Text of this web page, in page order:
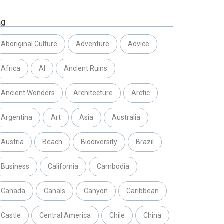
Aboriginal Culture Adventure Advice
Africa AI Ancient Ruins
Ancient Wonders Architecture Arctic
Argentina Art Asia Australia
Austria Beach Biodiversity Brazil
Business California Cambodia
Canada Canals Canyon Caribbean
Castle Central America Chile China